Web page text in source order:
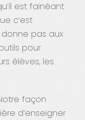
est fainéant
c’est
pas aux
pour
élèves, les
façon
d’enseigner